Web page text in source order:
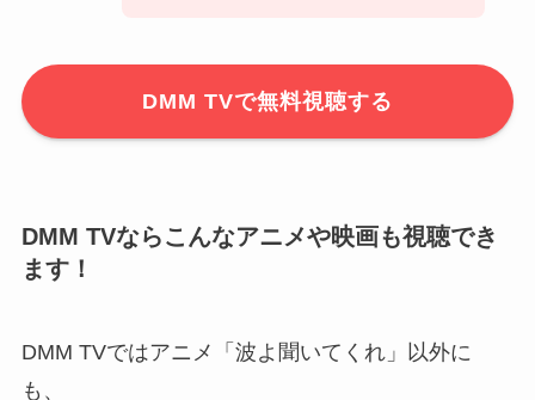
DMM TVで無料視聴する
DMM TVならこんなアニメや映画も視聴でき
ます！
DMM TVではアニメ「波よ聞いてくれ」以外に
も、